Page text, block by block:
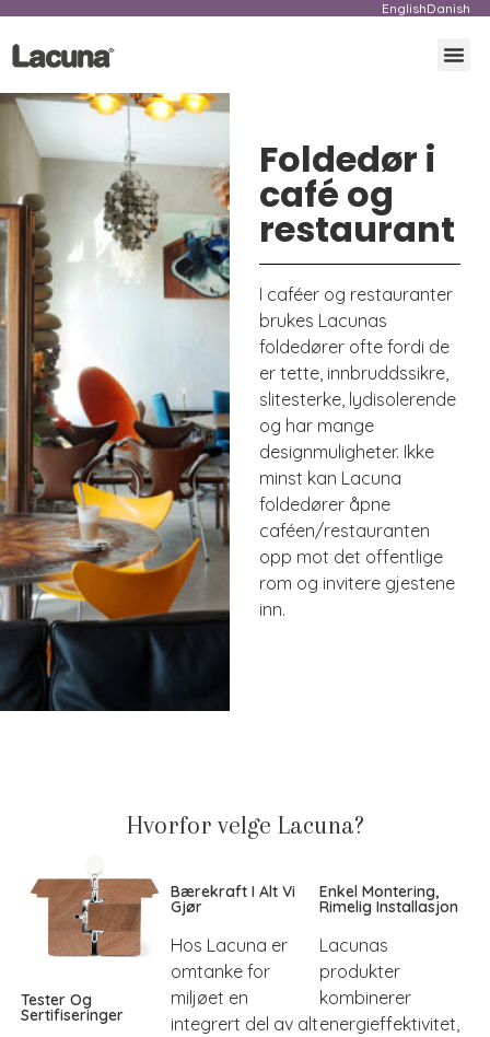
EnglishDanish
Foldedør i
café og
restaurant
I caféer og restauranter
brukes Lacunas
foldedører ofte fordi de
er tette, innbruddssikre,
slitesterke, lydisolerende
og har mange
designmuligheter. Ikke
minst kan Lacuna
foldedører åpne
caféen/restauranten
opp mot det offentlige
rom og invitere gjestene
inn.
Hvorfor velge Lacuna?
Tester Og
Sertifiseringer
Bærekraft I Alt Vi
Gjør
Hos Lacuna er
omtanke for
miljøet en
integrert del av alt
Enkel Montering,
Rimelig Installasjon
Lacunas
produkter
kombinerer
energieffektivitet,